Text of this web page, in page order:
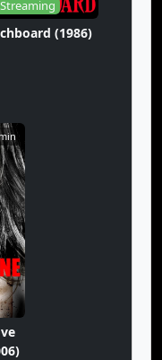
(1986)